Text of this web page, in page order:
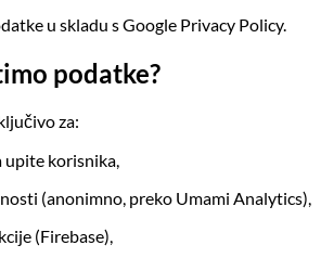
u skladu s Google Privacy Policy.
podatke?
za:
upite korisnika,
(anonimno, preko Umami Analytics),
(Firebase),